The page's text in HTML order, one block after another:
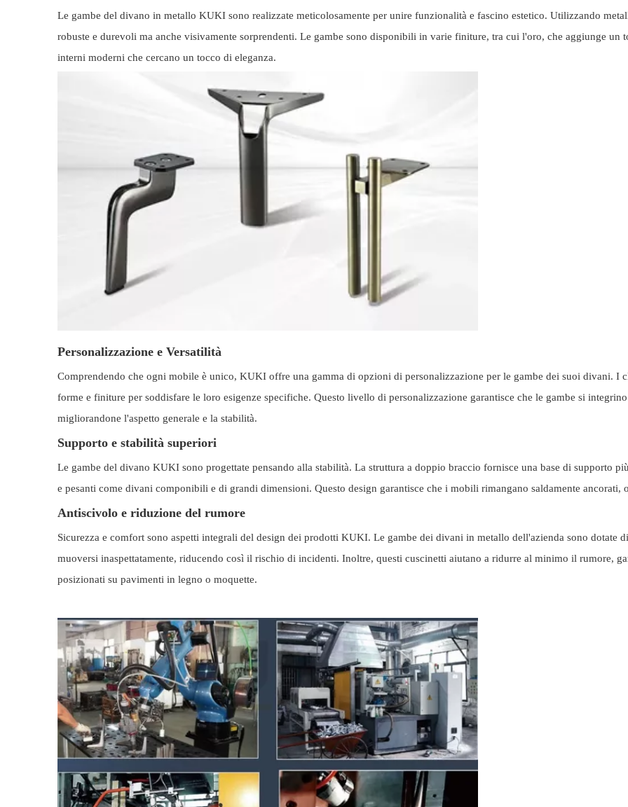
Le gambe del divano in metallo KUKI sono realizzate meticolosamente per unire funzionalità e fascino estetico. Utilizzando
robuste e durevoli ma anche visivamente sorprendenti. Le gambe sono disponibili in varie finiture, tra cui l'oro, che aggiunge un
interni moderni che cercano un tocco di eleganza.
Personalizzazione e Versatilità
Comprendendo che ogni mobile è unico, KUKI offre una gamma di opzioni di personalizzazione per le gambe dei suoi divani. I
forme e finiture per soddisfare le loro esigenze specifiche. Questo livello di personalizzazione garantisce che le gambe si
migliorandone l'aspetto generale e la stabilità.
Supporto e stabilità superiori
Le gambe del divano KUKI sono progettate pensando alla stabilità. La struttura a doppio braccio fornisce una base di supporto
e pesanti come divani componibili e di grandi dimensioni. Questo design garantisce che i mobili rimangano saldamente
Antiscivolo e riduzione del rumore
Sicurezza e comfort sono aspetti integrali del design dei prodotti KUKI. Le gambe dei divani in metallo dell'azienda sono dotate
muoversi inaspettatamente, riducendo così il rischio di incidenti. Inoltre, questi cuscinetti aiutano a ridurre al minimo il rumore,
posizionati su pavimenti in legno o moquette.